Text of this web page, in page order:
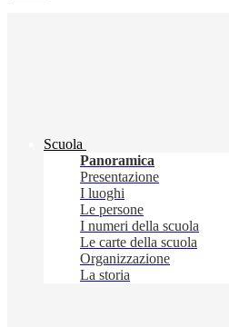
Scuola
Panoramica
Presentazione
I luoghi
Le persone
I numeri della scuola
Le carte della scuola
Organizzazione
La storia